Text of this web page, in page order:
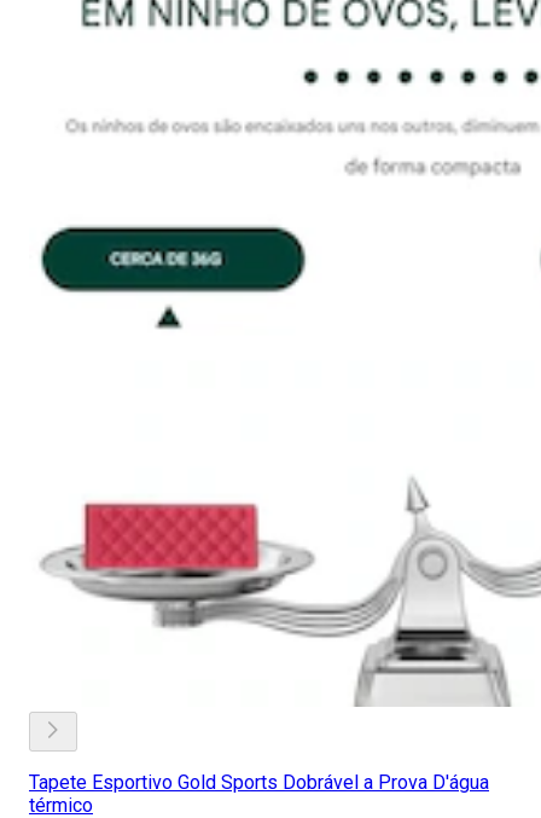
Tapete Esportivo Gold Sports Dobrável a Prova D'água
térmico